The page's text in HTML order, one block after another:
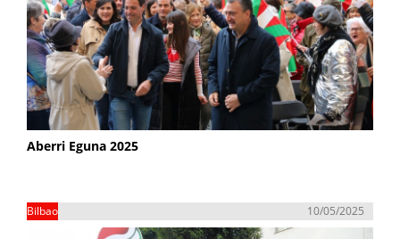
Aberri Eguna 2025
Bilbao 10/05/2025